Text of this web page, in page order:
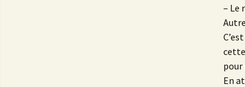
– Le
pour
En